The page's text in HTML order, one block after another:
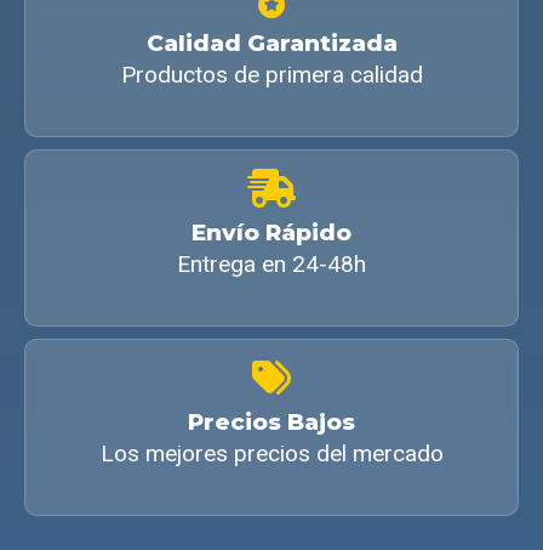
Calidad Garantizada
Productos de primera calidad
Envío Rápido
Entrega en 24-48h
Precios Bajos
Los mejores precios del mercado